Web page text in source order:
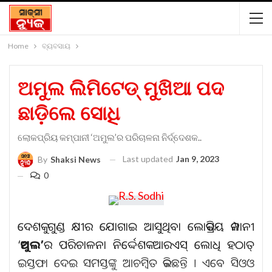
Home ବ୍ୟବସାୟ
ଅମୁଲ ଲିମିଟେଡ୍‌ ମୁଖିଆ ପଦ
ଛାଡ଼ିଲେ ସୋଧି
ଲୋକପ୍ରିୟ କମ୍ପାନୀ ‘ଅମୁଲ’ର ପରିଚାଳନା ନିର୍ଦ୍ଦେଶକ..
By Shaksi News Last updated Jan 9, 2023
0
ଦେଶକୁ ଗୁଣ୍ଡ କ୍ଷୀର ଯୋଗାଇ ଆସୁଥିବା ଲୋକପ୍ରିୟ କମ୍ପାନୀ
‘ଅମୁଲ’ର ପରିଚାଳନା ନିର୍ଦ୍ଦେଶକ ଆରଏସ୍‌ ଲୋଧି ହଠାତ୍‌
ଇସ୍ତଫା ଦେଇ ସମସ୍ତଙ୍କୁ ଆଚମ୍ବିତ କରିଛନ୍ତି । ଏବେ ସିଓଓ